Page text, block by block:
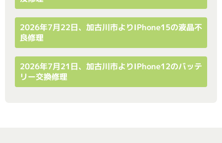
2026年7月22日、加古川市よりiPhone15の液晶不
良修理
2026年7月21日、加古川市よりiPhone12のバッテ
リー交換修理